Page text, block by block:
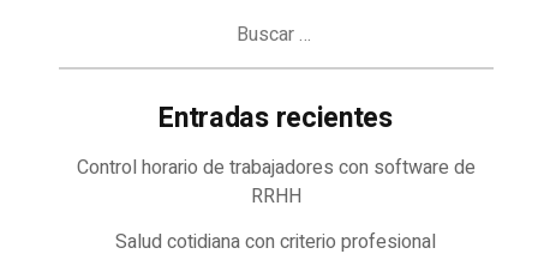
Entradas recientes
Control horario de trabajadores con software de
RRHH
Salud cotidiana con criterio profesional